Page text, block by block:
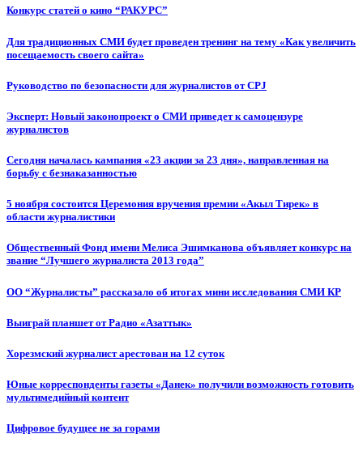
Конкурс статей о кино “РАКУРС”
Для традиционных СМИ будет проведен тренинг на тему «Как увеличить
посещаемость своего сайта»
Руководство по безопасности для журналистов от CPJ
Эксперт: Новый законопроект о СМИ приведет к самоцензуре
журналистов
Сегодня началась кампания «23 акции за 23 дня», направленная на
борьбу с безнаказанностью
5 ноября состоится Церемония вручения премии «Акыл Тирек» в
области журналистики
Общественный Фонд имени Мелиса Эшимканова объявляет конкурс на
звание “Лучшего журналиста 2013 года”
ОО “Журналисты” рассказало об итогах мини исследования СМИ КР
Выиграй планшет от Радио «Азаттык»
Хорезмский журналист арестован на 12 суток
Юные корреспонденты газеты «Данек» получили возможность готовить
мультимедийный контент
Цифровое будущее не за горами